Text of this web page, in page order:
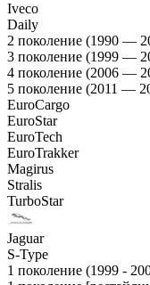
Iveco
Daily
2 поколение (1990 —
3 поколение (1999 —
4 поколение (2006 —
5 поколение (2011 —
EuroCargo
EuroStar
EuroTech
EuroTrakker
Magirus
Stralis
TurboStar
Jaguar
S-Type
1 поколение (1999 -